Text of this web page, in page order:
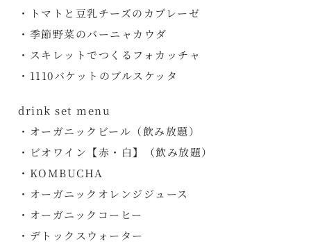
・トマトと豆乳チーズのカプレーゼ
・季節野菜のバーニャカウダ
・スキレットでつくるフォカッチャ
・1110バケットのブルスケッタ
drink set menu
・オーガニックビール（飲み放題）
・ビオワイン【赤・白】（飲み放題）
・KOMBUCHA
・オーガニックオレンジジュース
・オーガニックコーヒー
・デトックスウォーター